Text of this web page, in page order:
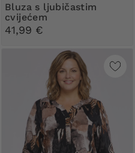
Bluza s ljubičastim
cvijećem
41,99 €